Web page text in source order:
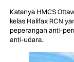
Katanya HMCS
kelas Halifax RCN
peperangan anti-
anti-udara.